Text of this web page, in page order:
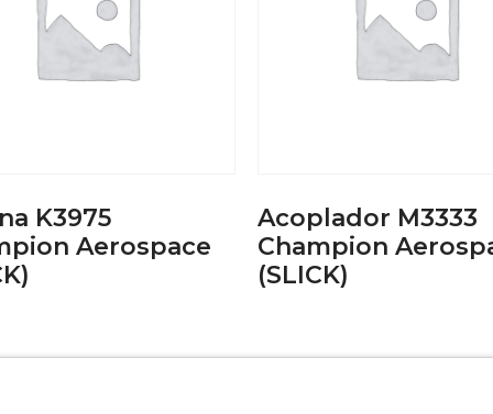
K3975
Aerospace
Acoplador M3333
Champion
(SLICK)